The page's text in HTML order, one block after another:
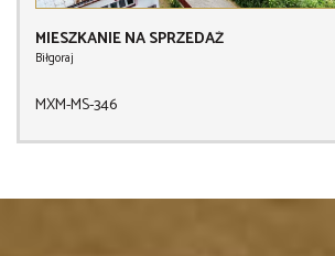
MIESZKANIE NA SPRZEDAŻ
Biłgoraj
MXM-MS-346